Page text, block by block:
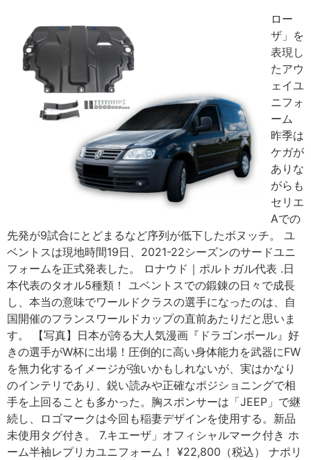
ロー
ザ」を
表現し
たアウ
ェイユ
ニフォ
ーム
昨季は
ケガが
ありな
がらも
セリエ
Aでの
先発が9試合にとどまるなど序列が低下したボヌッチ。 ユ
ベントスは現地時間19日、2021-22シーズンのサードユニ
フォームを正式発表した。 ロナウド｜ポルトガル代表 .日
本代表のタオル5種類！ ユベントスでの鍛錬の日々で成長
し、本当の意味でワールドクラスの選手になったのは、自
国開催のフランスワールドカップの直前あたりだと思いま
す。 【写真】日本が誇る大人気漫画『ドラゴンボール』好
きの選手がW杯に出場！圧倒的に高い身体能力を武器にFW
を無力化するイメージが強いかもしれないが、実はかなり
のインテリであり、鋭い読みや正確なポジショニングで相
手を上回ることも多かった。胸スポンサーは「JEEP」で継
続し、ロゴマークは今回も稲妻デザインを使用する。新品
未使用タグ付き。 7.キエーザ」オフィシャルマーク付き ホ
ーム半袖レプリカユニフォーム！ ¥22,800（税込） ナポリ